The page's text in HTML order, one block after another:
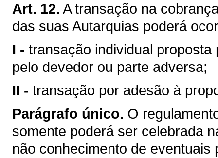
Art. 12. A transação na
das suas Autarquias poderá
I - transação individual
pelo devedor ou parte adversa;
II - transação por adesão à
Parágrafo único. O
somente poderá ser celebrada
não conhecimento de eventuais